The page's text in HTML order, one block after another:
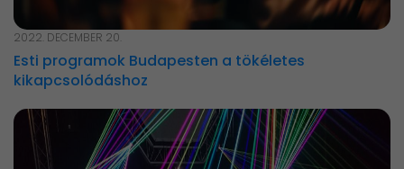
2022. DECEMBER 20.
Esti programok Budapesten a tökéletes
kikapcsolódáshoz